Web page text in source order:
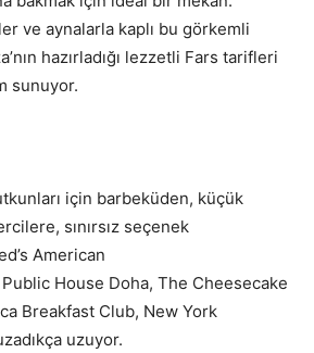
ve aynalarla kaplı bu görkemli
hazırladığı lezzetli Fars tarifleri
sunuyor.
için barbeküden, küçük
sınırsız seçenek
American
House Doha, The Cheesecake
Breakfast Club, New York
uzuyor.